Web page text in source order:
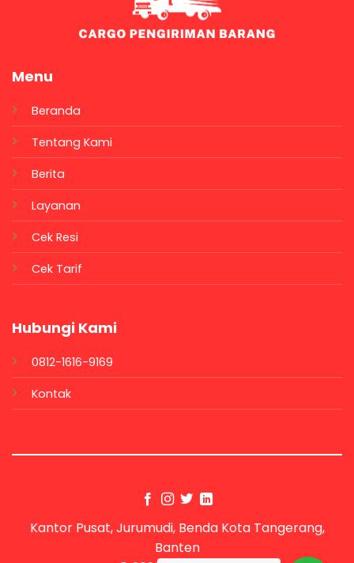
Menu
Beranda
Tentang Kami
Berita
Layanan
Cek Resi
Cek Tarif
Hubungi Kami
0812-1616-9169
Kontak
Kantor Pusat, Jurumudi, Benda Kota Tangerang,
Banten